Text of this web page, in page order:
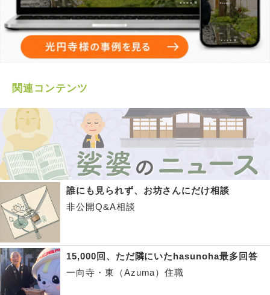
関連コンテンツ
誰にも見られず、お坊さんにだけ相談
非公開Q&A相談
15,000回、ただ隣にいたhasunoha最多回答
一向寺・東（Azuma）住職